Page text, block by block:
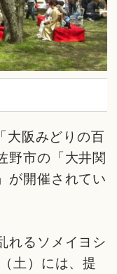
阪みどりの百
野市の「大井関
が開催されてい
れるソメイヨシ
土）には、提